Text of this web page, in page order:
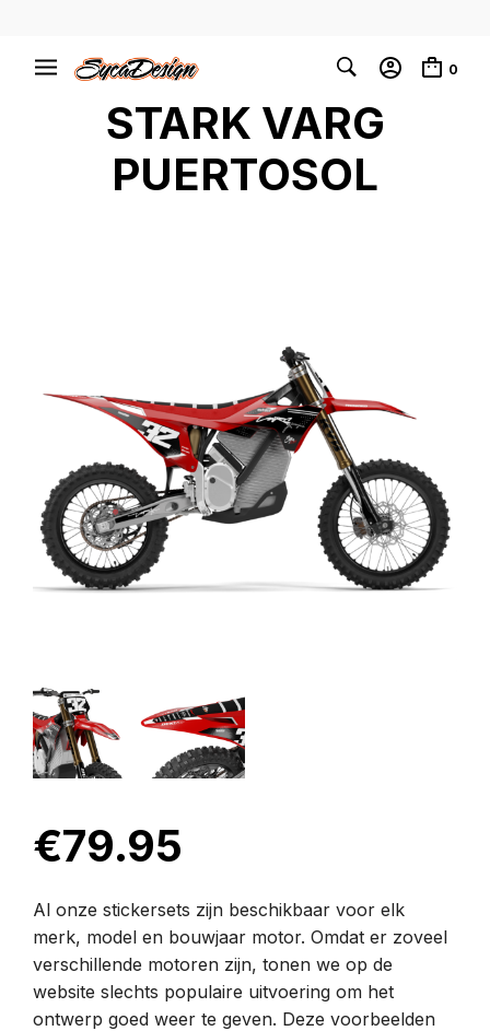
0
STARK VARG
PUERTOSOL
€79.95
Al onze stickersets zijn beschikbaar voor elk
merk, model en bouwjaar motor. Omdat er zoveel
verschillende motoren zijn, tonen we op de
website slechts populaire uitvoering om het
ontwerp goed weer te geven. Deze voorbeelden